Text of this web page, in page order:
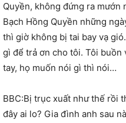
Quyền, không đứng ra mướn
Bạch Hồng Quyền những
thì giờ không bị tai bay vạ
gì để trả ơn cho tôi. Tôi
tay, họ muốn nói gì thì nói…
BBC:Bị trục xuất như thế rồi
đây ai lo? Gia đình anh sau